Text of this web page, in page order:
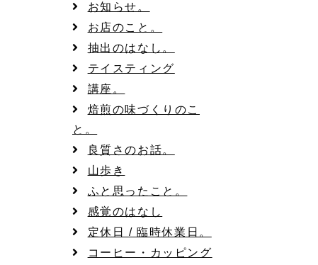
お知らせ。
お店のこと。
抽出のはなし。
テイスティング
講座。
焙煎の味づくりのこ
と。
良質さのお話。
山歩き
ふと思ったこと。
感覚のはなし
定休日 / 臨時休業日。
コーヒー・カッピング